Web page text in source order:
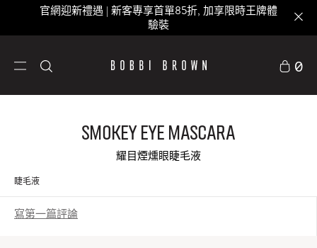
官網迎新禮遇 | 新客專享首單85折, 加享限時王牌體
驗裝
0
Smokey Eye Mascara
耀目煙燻眼睫毛液
睫毛液
寫第一篇評論